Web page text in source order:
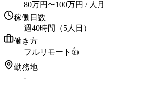
80万円 〜100万円 / 人月
稼働日数
週40時間（5人日）
働き方
フルリモート 👍
勤務地
-